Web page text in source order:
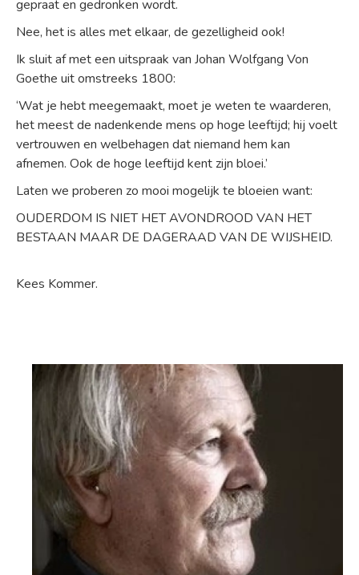
gepraat en gedronken wordt.
Nee, het is alles met elkaar, de gezelligheid ook!
Ik sluit af met een uitspraak van Johan Wolfgang Von
Goethe uit omstreeks 1800:
‘Wat je hebt meegemaakt, moet je weten te waarderen,
het meest de nadenkende mens op hoge leeftijd; hij voelt
vertrouwen en welbehagen dat niemand hem kan
afnemen. Ook de hoge leeftijd kent zijn bloei.’
Laten we proberen zo mooi mogelijk te bloeien want:
OUDERDOM IS NIET HET AVONDROOD VAN HET
BESTAAN MAAR DE DAGERAAD VAN DE WIJSHEID.
Kees Kommer.